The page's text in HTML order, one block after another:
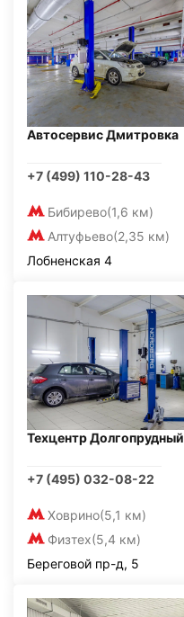
Автосервис Дмитровка
+7 (499) 110-28-43
Бибирево(1,6 км)
Алтуфьево(2,35 км)
Лобненская 4
Техцентр Долгопрудный
+7 (495) 032-08-22
Ховрино(5,1 км)
Физтех(5,4 км)
Береговой пр-д, 5